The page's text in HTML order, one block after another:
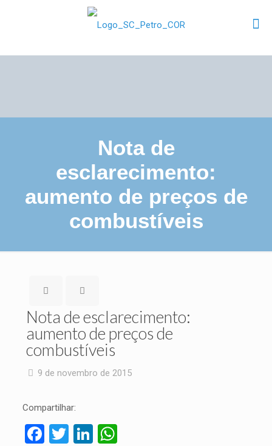
Nota de
esclarecimento:
aumento de preços de
combustíveis
Nota de esclarecimento:
aumento de preços de
combustíveis
9 de novembro de 2015
Compartilhar:
Facebook
TwitterLinkedIn
WhatsApp